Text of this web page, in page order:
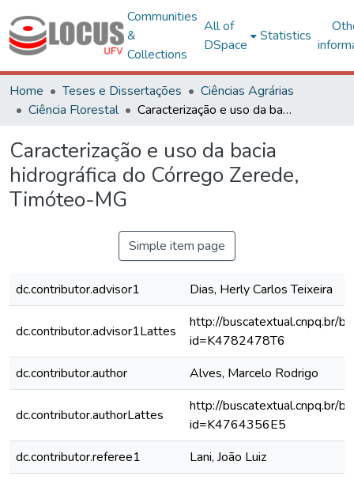
Communities
&
Collections
All of
DSpace
Statistics
Home Teses e Dissertações
Ciências Agrárias
Ciência Florestal
Caracterização e uso da bacia hidrográfica do Córrego Zerede, Timóteo-MG
Caracterização e uso da bacia
hidrográfica do Córrego Zerede,
Timóteo-MG
Simple item page
dc.contributor.advisor1 Dias, Herly Carlos Teixeira
dc.contributor.advisor1Lattes
http://buscatextual.cnpq.br/
id=K4782478T6
dc.contributor.author
Alves, Marcelo Rodrigo
dc.contributor.authorLattes
http://buscatextual.cnpq.br/
id=K4764356E5
dc.contributor.referee1
Lani, João Luiz